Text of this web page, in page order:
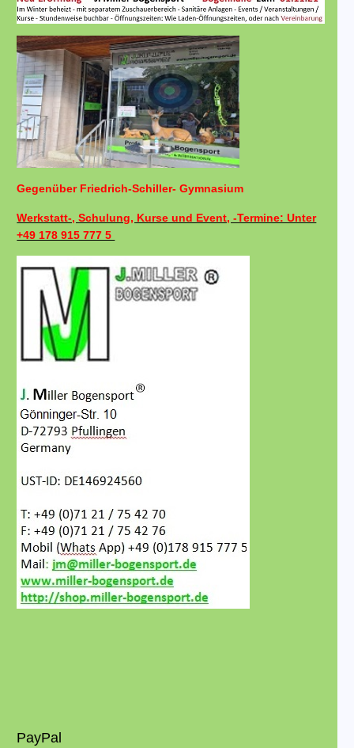
Gegenüber Friedrich-Schiller- Gymnasium
Werkstatt-, Schulung, Kurse und Event, -Termine: Unter
+49 178 915 777 5
PayPal